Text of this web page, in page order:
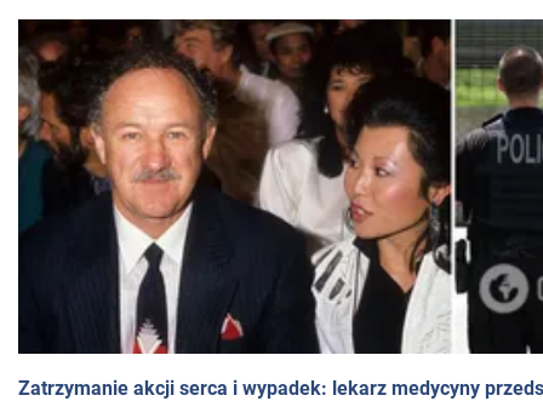
Zatrzymanie akcji serca i wypadek: lekarz medycyny